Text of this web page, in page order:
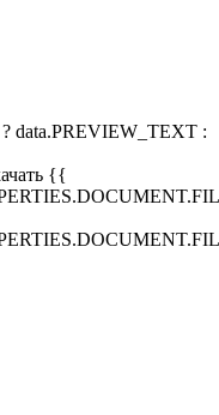
data.PREVIEW_TEXT :
{{